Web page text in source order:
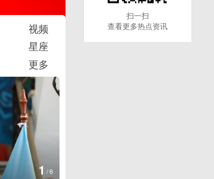
视频
星座
更多
2 /6
扫一扫
查看更多热点资讯
扫一扫
查看更多热点资讯